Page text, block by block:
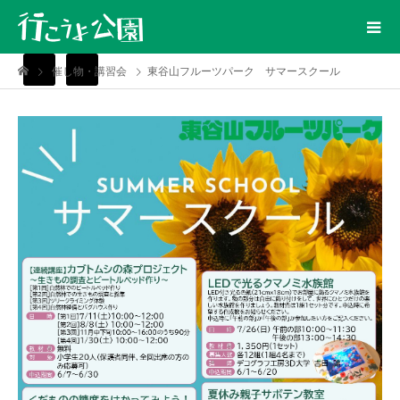
催し物・講習会 東谷山フルーツパーク サマースクール